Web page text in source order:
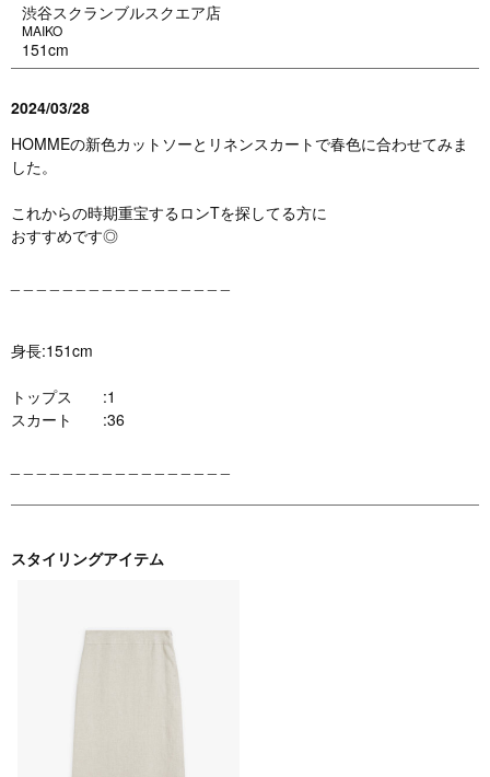
渋谷スクランブルスクエア店
MAIKO
151cm
2024/03/28
HOMMEの新色カットソーとリネンスカートで春色に合わせてみま
した。
これからの時期重宝するロンTを探してる方に
おすすめです◎
身長:151cm
トップス :1
スカート :36
スタイリングアイテム